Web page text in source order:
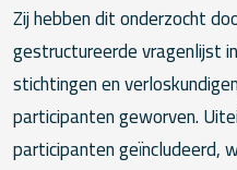
Zij hebben dit onderzocht
gestructureerde vragenlijst
stichtingen en
participanten geworven.
participanten geïncludeerd,